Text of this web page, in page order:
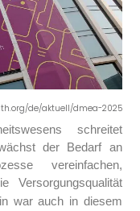
de/aktuell/dmea-2025
schreitet
der Bedarf an
vereinfachen,
Versorgungsqualität
war auch in diesem